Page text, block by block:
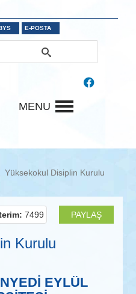
E-POSTA
MENU
Yüksekokul Disiplin Kurulu
PAYLAŞ
7499
Kurulu
EYLÜL